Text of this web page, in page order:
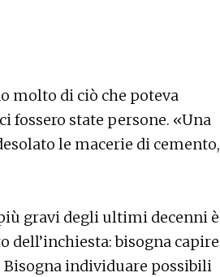
molto di ciò che poteva
fossero state persone. «Una
le macerie di cemento,
gravi degli ultimi decenni è
dell’inchiesta: bisogna capire
Bisogna individuare possibili